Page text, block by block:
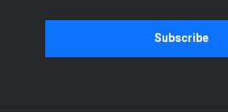
Subscribe